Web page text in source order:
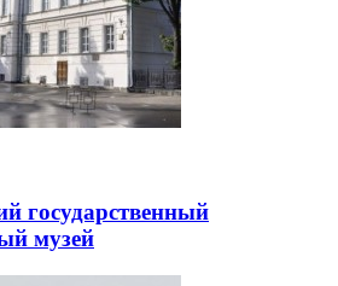
государственный
музей